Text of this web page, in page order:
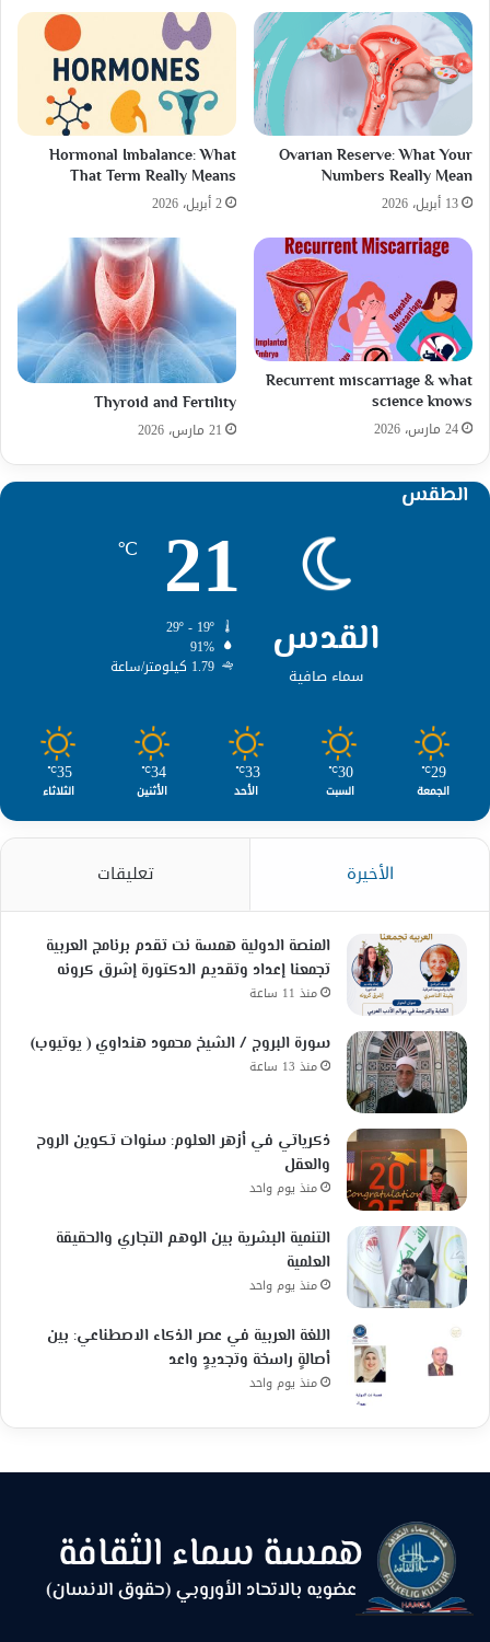
Ovarian Reserve: What Your
Numbers Really Mean
13 أبريل، 2026
Hormonal Imbalance: What
That Term Really Means
2 أبريل، 2026
Recurrent miscarriage & what
science knows
24 مارس، 2026
Thyroid and Fertility
21 مارس، 2026
الطقس
القدس
سماء صافية
21
℃
91%
1.79 كيلومتر/ساعة
29
℃
الجمعة
30
℃
السبت
33
℃
الأحد
34
℃
الأثنين
35
℃
الثلاثاء
الأخيرة تعليقات
المنصة الدولية همسة نت تقدم برنامج العربية
تجمعنا إعداد وتقديم الدكتورة إشرق كرونه
منذ 11 ساعة
سورة البروج / الشيخ محمود هنداوي ( يوتيوب)
منذ 13 ساعة
ذكرياتي في أزهر العلوم: سنوات تكوين الروح
والعقل
منذ يوم واحد
التنمية البشرية بين الوهم التجاري والحقيقة
العلمية
منذ يوم واحد
اللغة العربية في عصر الذكاء الاصطناعي: بين
أصالةٍ راسخة وتجديدٍ واعد
منذ يوم واحد